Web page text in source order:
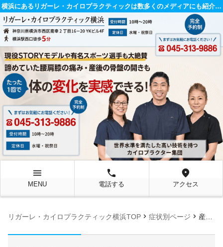
横浜にあるリガーレ・カイロプラクティックは数多くのメディアにも紹介されている整体院です。
menu
MENU
local_phone
電話する
location_on
アクセス
リガーレ・カイロプラクティック横浜TOP chevron_right 症状別ページ chevron_right 産後一ヶ月, 腰の付け根の痛み, 産後30代女性, 反り腰, マタニティ整体, マタニティカイロ, 骨盤矯正, 腰痛, カイロプラクティック